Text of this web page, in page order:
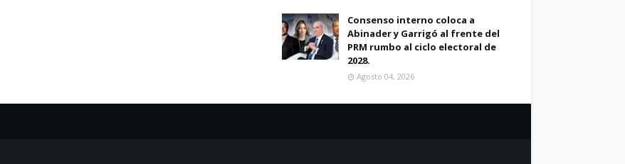
Consenso interno coloca a
Abinader y Garrigó al frente del
PRM rumbo al ciclo electoral de
2028.
Agosto 04, 2026